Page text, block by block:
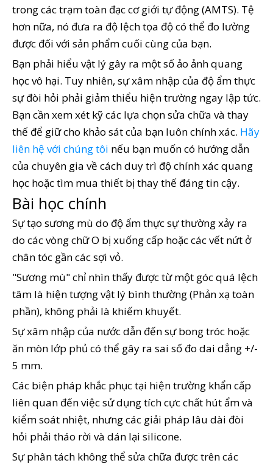
trong các trạm toàn đạc cơ giới tự động (AMTS). Tệ
hơn nữa, nó đưa ra độ lệch tọa độ có thể đo lường
được đối với sản phẩm cuối cùng của bạn.
Bạn phải hiểu vật lý gây ra một số ảo ảnh quang
học vô hại. Tuy nhiên, sự xâm nhập của độ ẩm thực
sự đòi hỏi phải giảm thiểu hiện trường ngay lập tức.
Bạn cần xem xét kỹ các lựa chọn sửa chữa và thay
thế để giữ cho khảo sát của bạn luôn chính xác. Hãy
liên hệ với chúng tôi nếu bạn muốn có hướng dẫn
của chuyên gia về cách duy trì độ chính xác quang
học hoặc tìm mua thiết bị thay thế đáng tin cậy.
Bài học chính
Sự tạo sương mù do độ ẩm thực sự thường xảy ra
do các vòng chữ O bị xuống cấp hoặc các vết nứt ở
chân tóc gần các sợi vỏ.
"Sương mù" chỉ nhìn thấy được từ một góc quá lệch
tâm là hiện tượng vật lý bình thường (Phản xạ toàn
phần), không phải là khiếm khuyết.
Sự xâm nhập của nước dẫn đến sự bong tróc hoặc
ăn mòn lớp phủ có thể gây ra sai số đo dai dẳng +/-
5 mm.
Các biện pháp khắc phục tại hiện trường khẩn cấp
liên quan đến việc sử dụng tích cực chất hút ẩm và
kiểm soát nhiệt, nhưng các giải pháp lâu dài đòi
hỏi phải tháo rời và dán lại silicone.
Sự phân tách không thể sửa chữa được trên các